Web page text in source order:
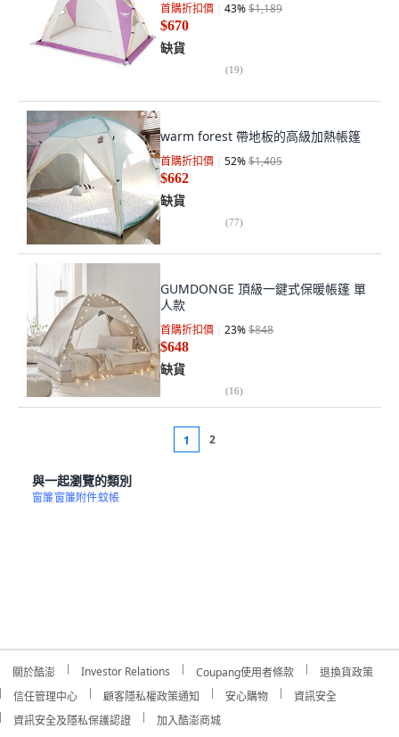
首購折扣價 43%$1,189
$670
缺貨
(19)
warm forest 帶地板的高級加熱帳篷
首購折扣價 52%$1,405
$662
缺貨
(77)
GUMDONGE 頂級一鍵式保暖帳篷 單
人款
首購折扣價 23%$848
$648
缺貨
(16)
1 2
與一起瀏覽的類別
窗簾窗簾附件蚊帳
關於酷澎 Investor Relations Coupang使用者條款
退換貨政策
信任管理中心
顧客隱私權政策通知 安心購物
資訊安全
資訊安全及隱私保護認證
加入酷澎商城